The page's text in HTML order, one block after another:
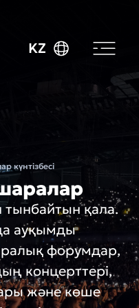
KZ
күнтізбесі
қала.
ауқымды
форумдар,
концерттері,
және көше